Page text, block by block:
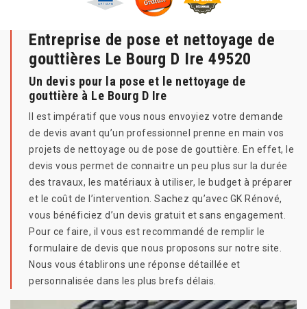
Entreprise de pose et nettoyage de
gouttières Le Bourg D Ire 49520
Un devis pour la pose et le nettoyage de
gouttière à Le Bourg D Ire
Il est impératif que vous nous envoyiez votre demande
de devis avant qu’un professionnel prenne en main vos
projets de nettoyage ou de pose de gouttière. En effet, le
devis vous permet de connaitre un peu plus sur la durée
des travaux, les matériaux à utiliser, le budget à préparer
et le coût de l’intervention. Sachez qu’avec GK Rénové,
vous bénéficiez d’un devis gratuit et sans engagement.
Pour ce faire, il vous est recommandé de remplir le
formulaire de devis que nous proposons sur notre site.
Nous vous établirons une réponse détaillée et
personnalisée dans les plus brefs délais.